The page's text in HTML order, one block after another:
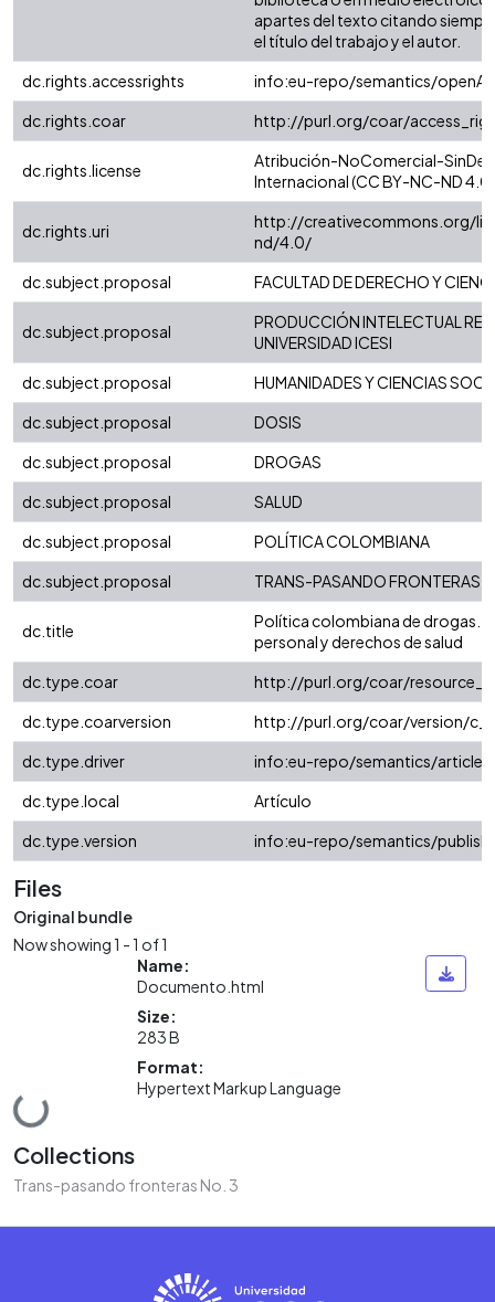
apartes del texto citando
el título del trabajo y el autor.
dc.rights.accessrights
info:eu-repo/semantics/
dc.rights.coar
http://purl.org/coar/
dc.rights.license
Atribución-NoComercial-
Internacional (CC BY-NC-ND 4.0)
dc.rights.uri
http://creativecommons.org/
nd/4.0/
dc.subject.proposal
FACULTAD DE DERECHO Y
dc.subject.proposal
PRODUCCIÓN INTELECTUAL
UNIVERSIDAD ICESI
dc.subject.proposal
HUMANIDADES Y CIENCIAS
dc.subject.proposal
DOSIS
dc.subject.proposal
DROGAS
dc.subject.proposal
SALUD
dc.subject.proposal
POLÍTICA COLOMBIANA
dc.subject.proposal
TRANS-PASANDO FRONTERAS
dc.title
Política colombiana de drogas.
personal y derechos de salud
dc.type.coar
http://purl.org/coar/
dc.type.coarversion
http://purl.org/coar/version/
dc.type.driver
info:eu-repo/semantics/article
dc.type.local
Artículo
dc.type.version
info:eu-repo/semantics/
Files
Original bundle
Now showing1 - 1 of 1
Loading...
Name:
Documento.html
Size:
283 B
Format:
Hypertext Markup Language
Collections
Trans-pasando fronteras No. 3